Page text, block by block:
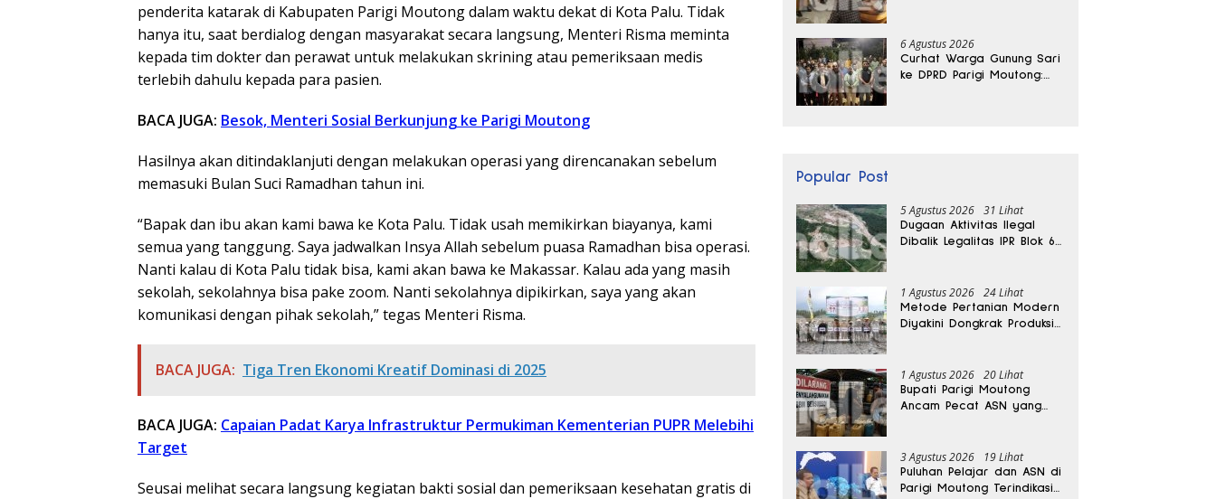
penderita katarak di Kabupaten Parigi Moutong dalam waktu dekat di Kota Palu. Tidak
hanya itu, saat berdialog dengan masyarakat secara langsung, Menteri Risma meminta
kepada tim dokter dan perawat untuk melakukan skrining atau pemeriksaan medis
terlebih dahulu kepada para pasien.
BACA JUGA: Besok, Menteri Sosial Berkunjung ke Parigi Moutong
Hasilnya akan ditindaklanjuti dengan melakukan operasi yang direncanakan sebelum
memasuki Bulan Suci Ramadhan tahun ini.
“Bapak dan ibu akan kami bawa ke Kota Palu. Tidak usah memikirkan biayanya, kami
semua yang tanggung. Saya jadwalkan Insya Allah sebelum puasa Ramadhan bisa operasi.
Nanti kalau di Kota Palu tidak bisa, kami akan bawa ke Makassar. Kalau ada yang masih
sekolah, sekolahnya bisa pake zoom. Nanti sekolahnya dipikirkan, saya yang akan
komunikasi dengan pihak sekolah,” tegas Menteri Risma.
BACA JUGA: Tiga Tren Ekonomi Kreatif Dominasi di 2025
BACA JUGA: Capaian Padat Karya Infrastruktur Permukiman Kementerian PUPR Melebihi
Target
Seusai melihat secara langsung kegiatan bakti sosial dan pemeriksaan kesehatan gratis di
6 Agustus 2026
Curhat Warga Gunung Sari
ke DPRD Parigi Moutong:
Popular Post
5 Agustus 2026 31 Lihat
Dugaan Aktivitas Ilegal
Dibalik Legalitas IPR Blok 6
1 Agustus 2026 24 Lihat
Metode Pertanian Modern
Diyakini Dongkrak Produksi
1 Agustus 2026 20 Lihat
Bupati Parigi Moutong
Ancam Pecat ASN yang
3 Agustus 2026 19 Lihat
Puluhan Pelajar dan ASN di
Parigi Moutong Terindikasi